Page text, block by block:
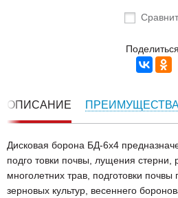
ОПИСАНИЕ
Дисковая борона БД-6х4
подго товки почвы, лущения стерни,
многолетних трав, подготовки
зерновых культур, весеннего